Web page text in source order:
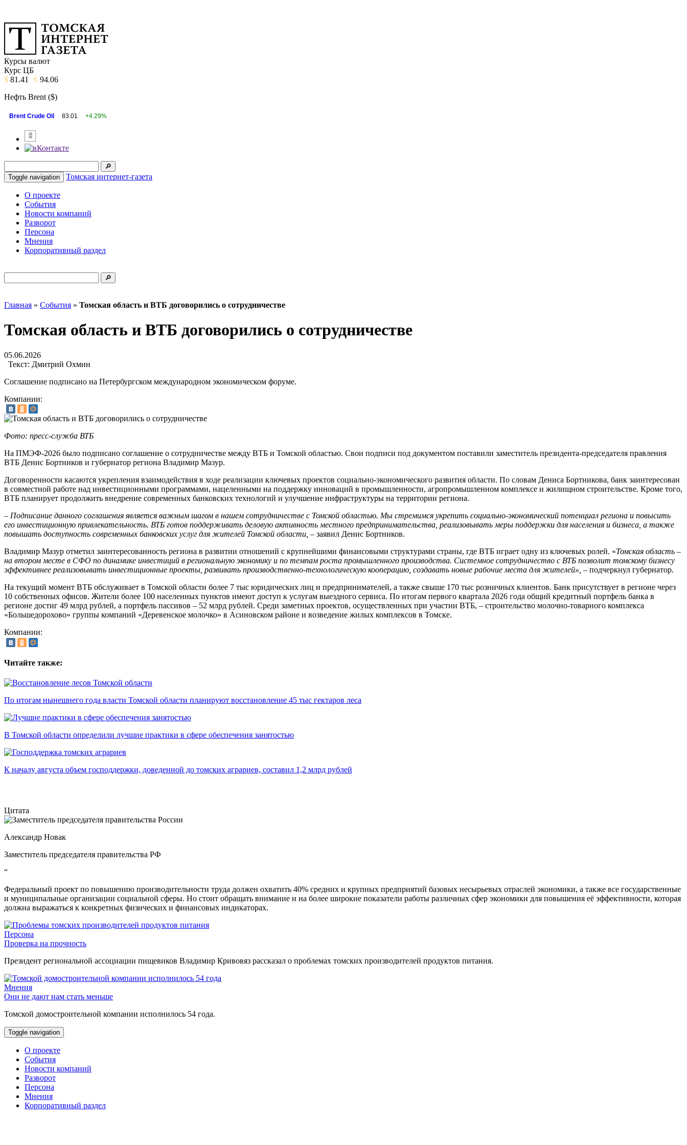
Курсы валют
Курс ЦБ
$ 81.41 € 94.06
Нефть Brent ($)
Brent Crude Oil 83.01 +4.29%
Toggle navigation Томская интернет-газета
О проекте
События
Новости компаний
Разворот
Персона
Мнения
Корпоративный раздел
Главная » События » Томская область и ВТБ договорились о сотрудничестве
Томская область и ВТБ договорились о сотрудничестве
05.06.2026
Текст: Дмитрий Охмин
Соглашение подписано на Петербургском международном экономическом форуме.
Компании:
Фото: пресс-служба ВТБ
На ПМЭФ-2026 было подписано соглашение о сотрудничестве между ВТБ и Томской областью. Свои подписи под документом поставили заместитель президента-председателя правления
ВТБ Денис Бортников и губернатор региона Владимир Мазур.
Договоренности касаются укрепления взаимодействия в ходе реализации ключевых проектов социально-экономического развития области. По словам Дениса Бортникова, банк заинтересован
в совместной работе над инвестиционными программами, нацеленными на поддержку инноваций в промышленности, агропромышленном комплексе и жилищном строительстве. Кроме того,
ВТБ планирует продолжить внедрение современных банковских технологий и улучшение инфраструктуры на территории региона.
– Подписание данного соглашения является важным шагом в нашем сотрудничестве с Томской областью. Мы стремимся укрепить социально-экономический потенциал региона и повысить
его инвестиционную привлекательность. ВТБ готов поддерживать деловую активность местного предпринимательства, реализовывать меры поддержки для населения и бизнеса, а также
повышать доступность современных банковских услуг для жителей Томской области, – заявил Денис Бортников.
Владимир Мазур отметил заинтересованность региона в развитии отношений с крупнейшими финансовыми структурами страны, где ВТБ играет одну из ключевых ролей. «Томская область –
на втором месте в СФО по динамике инвестиций в региональную экономику и по темпам роста промышленного производства. Системное сотрудничество с ВТБ позволит томскому бизнесу
эффективнее реализовывать инвестиционные проекты, развивать производственно-технологическую кооперацию, создавать новые рабочие места для жителей», – подчеркнул губернатор.
На текущий момент ВТБ обслуживает в Томской области более 7 тыс юридических лиц и предпринимателей, а также свыше 170 тыс розничных клиентов. Банк присутствует в регионе через
10 собственных офисов. Жители более 100 населенных пунктов имеют доступ к услугам выездного сервиса. По итогам первого квартала 2026 года общий кредитный портфель банка в
регионе достиг 49 млрд рублей, а портфель пассивов – 52 млрд рублей. Среди заметных проектов, осуществленных при участии ВТБ, – строительство молочно-товарного комплекса
«Большедорохово» группы компаний «Деревенское молочко» в Асиновском районе и возведение жилых комплексов в Томске.
Компании:
Читайте также:
По итогам нынешнего года власти Томской области планируют восстановление 45 тыс гектаров леса
В Томской области определили лучшие практики в сфере обеспечения занятостью
К началу августа объем господдержки, доведенной до томских аграриев, составил 1,2 млрд рублей
Цитата
Александр Новак
Заместитель председателя правительства РФ
“
Федеральный проект по повышению производительности труда должен охватить 40% средних и крупных предприятий базовых несырьевых отраслей экономики, а также все государственные
и муниципальные организации социальной сферы. Но стоит обращать внимание и на более широкие показатели работы различных сфер экономики для повышения её эффективности, которая
должна выражаться к конкретных физических и финансовых индикаторах.
Персона
Проверка на прочность
Президент региональной ассоциации пищевиков Владимир Кривовяз рассказал о проблемах томских производителей продуктов питания.
Мнения
Они не дают нам стать меньше
Томской домостроительной компании исполнилось 54 года.
Toggle navigation
О проекте
События
Новости компаний
Разворот
Персона
Мнения
Корпоративный раздел